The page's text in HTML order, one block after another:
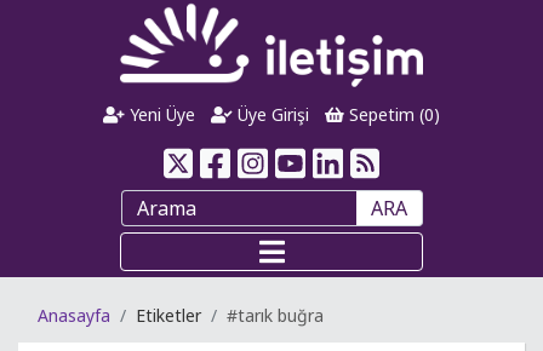
Yeni Üye Üye Girişi Sepetim (0)
ARA
Anasayfa Etiketler #tarık buğra